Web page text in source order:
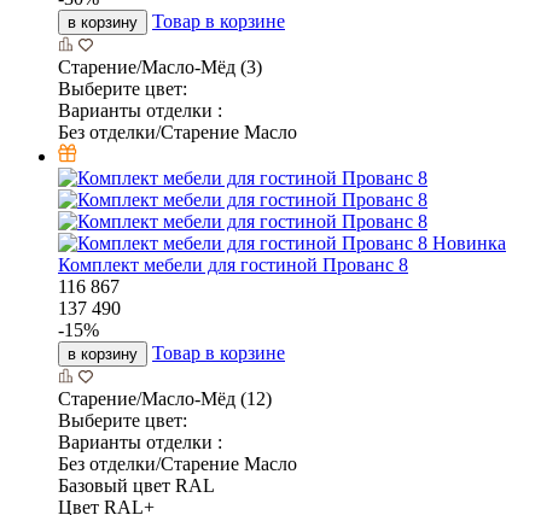
в корзину Товар в корзине
Старение/Масло-Мёд (3)
Выберите цвет:
Варианты отделки :
Без отделки/Старение Масло
Новинка
Комплект мебели для гостиной Прованс 8
116 867
137 490
-15%
в корзину Товар в корзине
Старение/Масло-Мёд (12)
Выберите цвет:
Варианты отделки :
Без отделки/Старение Масло
Базовый цвет RAL
Цвет RAL+